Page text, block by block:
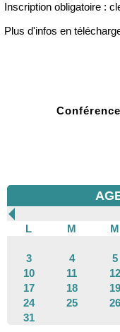
Inscription obligatoire :
Plus d'infos en
L
M M
3
4 5
10
11 12
17
18 19
24
25 26
31